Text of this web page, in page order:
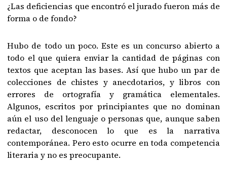
¿Las deficiencias que encontró el jurado fueron más de
forma o de fondo?
Hubo de todo un poco. Este es un concurso abierto a
todo el que quiera enviar la cantidad de páginas con
textos que aceptan las bases. Así que hubo un par de
colecciones de chistes y anecdotarios, y libros con
errores de ortografía y gramática elementales.
Algunos, escritos por principiantes que no dominan
aún el uso del lenguaje o personas que, aunque saben
redactar, desconocen lo que es la narrativa
contemporánea. Pero esto ocurre en toda competencia
literaria y no es preocupante.